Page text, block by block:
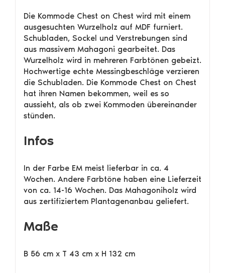
Die Kommode Chest on Chest wird mit einem
ausgesuchten Wurzelholz auf MDF furniert.
Schubladen, Sockel und Verstrebungen sind
aus massivem Mahagoni gearbeitet. Das
Wurzelholz wird in mehreren Farbtönen gebeizt.
Hochwertige echte Messingbeschläge verzieren
die Schubladen. Die Kommode Chest on Chest
hat ihren Namen bekommen, weil es so
aussieht, als ob zwei Kommoden übereinander
stünden.
Infos
In der Farbe EM meist lieferbar in ca. 4
Wochen. Andere Farbtöne haben eine Lieferzeit
von ca. 14-16 Wochen. Das Mahagoniholz wird
aus zertifiziertem Plantagenanbau geliefert.
Maße
B 56 cm x T 43 cm x H 132 cm